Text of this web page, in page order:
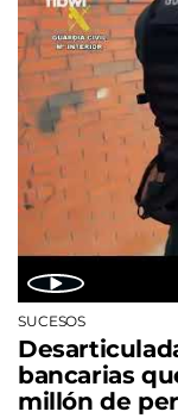
SUCESOS
bancarias
millón de